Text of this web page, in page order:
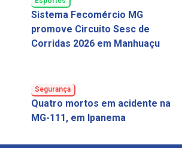
Sistema Fecomércio MG
promove Circuito Sesc de
Corridas 2026 em Manhuaçu
Segurança
Quatro mortos em acidente na
MG-111, em Ipanema